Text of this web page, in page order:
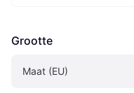
Grootte
Maat (EU)